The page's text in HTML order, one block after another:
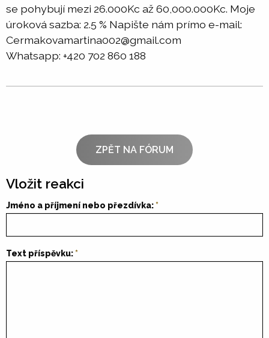
se pohybují mezi 26.000Kc až 60,000.000Kc. Moje
úroková sazba: 2.5 % Napište nám prímo e-mail:
Cermakovamartina002@gmail.com
Whatsapp: +420 702 860 188
ZPĚT NA FÓRUM
Vložit reakci
Jméno a příjmení nebo přezdívka:
Text příspěvku: